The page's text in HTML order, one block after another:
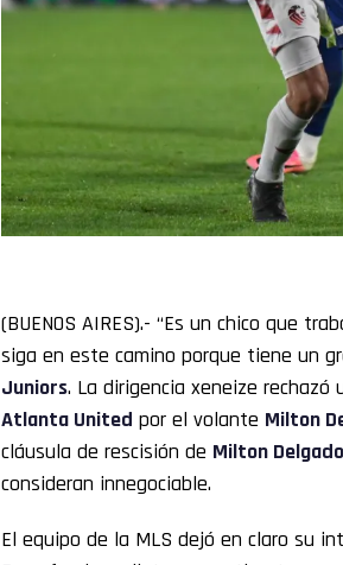
(BUENOS AIRES).- “Es un chico que
siga en este camino porque tiene un
Juniors. La dirigencia xeneize
Atlanta United por el volante Milton
cláusula de rescisión de Milton Delgado
consideran innegociable.
El equipo de la MLS dejó en claro su